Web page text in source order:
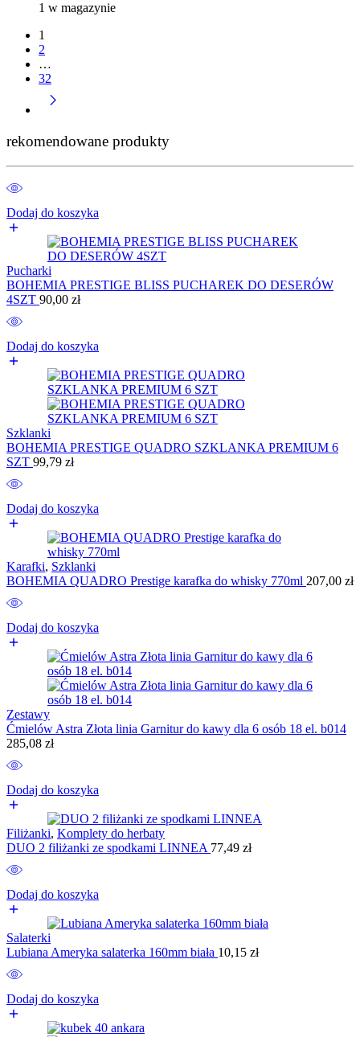
1 w magazynie
1
2
…
32
rekomendowane produkty
Dodaj do koszyka
Pucharki
BOHEMIA PRESTIGE BLISS PUCHAREK DO DESERÓW
4SZT 90,00 zł
Dodaj do koszyka
Szklanki
BOHEMIA PRESTIGE QUADRO SZKLANKA PREMIUM 6
SZT 99,79 zł
Dodaj do koszyka
Karafki, Szklanki
BOHEMIA QUADRO Prestige karafka do whisky 770ml 207,00 zł
Dodaj do koszyka
Zestawy
Ćmielów Astra Złota linia Garnitur do kawy dla 6 osób 18 el. b014
285,08 zł
Dodaj do koszyka
Filiżanki, Komplety do herbaty
DUO 2 filiżanki ze spodkami LINNEA 77,49 zł
Dodaj do koszyka
Salaterki
Lubiana Ameryka salaterka 160mm biała 10,15 zł
Dodaj do koszyka